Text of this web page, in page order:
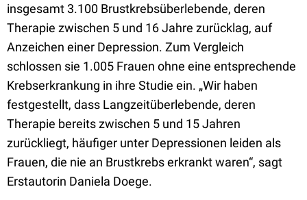
insgesamt 3.100 Brustkrebsüberlebende, deren
Therapie zwischen 5 und 16 Jahre zurücklag, auf
Anzeichen einer Depression. Zum Vergleich
schlossen sie 1.005 Frauen ohne eine entsprechende
Krebserkrankung in ihre Studie ein. „Wir haben
festgestellt, dass Langzeitüberlebende, deren
Therapie bereits zwischen 5 und 15 Jahren
zurückliegt, häufiger unter Depressionen leiden als
Frauen, die nie an Brustkrebs erkrankt waren“, sagt
Erstautorin Daniela Doege.